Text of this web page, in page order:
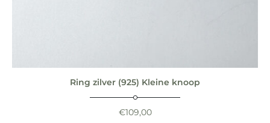
Ring zilver (925) Kleine knoop
€109,00